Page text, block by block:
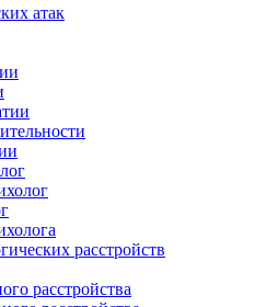
атак
расстройств
расстройства